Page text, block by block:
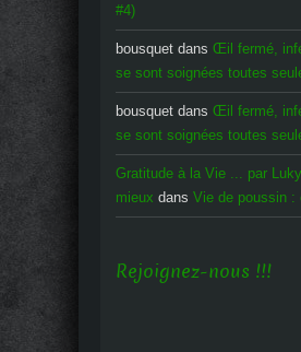
#4)
bousquet dans Œil fermé,
se sont soignées toutes
bousquet dans Œil fermé,
se sont soignées toutes
Gratitude à la Vie ... par
mieux dans Vie de poussin :
Rejoignez-nous !!!